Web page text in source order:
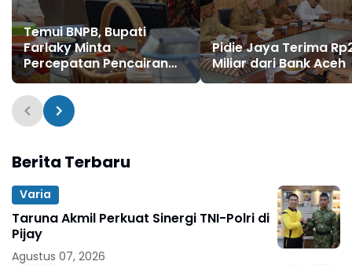
Temui BNPB, Bupati
Farlaky Minta
Percepatan Pencairan
Dana Stimulan Tahap II
bagi Korban Banjir
Pidie Jaya Terima
Miliar dari Bank Aceh
Berita Terbaru
Varia
Taruna Akmil Perkuat Sinergi TNI-Polri di
Pijay
Agustus 07, 2026